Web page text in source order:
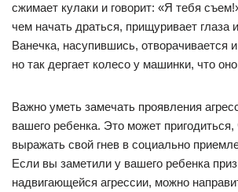
сжимает кулаки и говорит: «Я тебя
чем начать драться, прищуривает глаза
Ванечка, насупившись, отворачивается
но так дергает колесо у машинки, что
Важно уметь замечать проявления
вашего ребенка. Это может пригодиться,
выражать свой гнев в социально
Если вы заметили у вашего ребенка
надвигающейся агрессии, можно